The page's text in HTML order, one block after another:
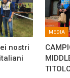
nostri
MEDIA